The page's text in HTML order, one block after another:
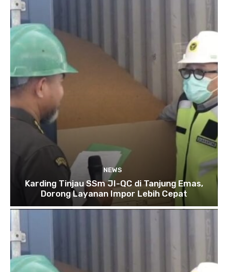
NEWS
Karding Tinjau SSm JI-QC di Tanjung Emas,
Dorong Layanan Impor Lebih Cepat